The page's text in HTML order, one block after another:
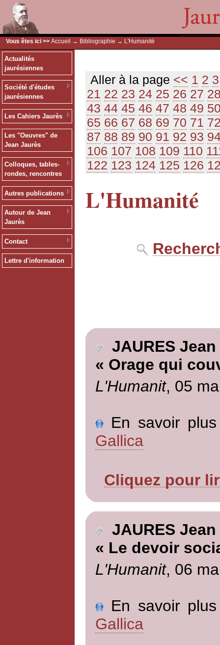
Vous êtes ici >> Accueil → Bibliographie → L'Humanité
Actualités
jaurésiennes
Société d'études
jaurésiennes
Les Cahiers Jaurès
Les "Oeuvres" de
Jean Jaurès
Colloques, tables-
rondes, rencontres
Autres publications
Autour de Jean
Jaurès
Contact
Lettre d'information
Aller à la page << 1 2 3
21 22 23 24 25 26 27
43 44 45 46 47 48 49
65 66 67 68 69 70 71
87 88 89 90 91 92 93
106 107 108 109 110
122 123 124 125 126
L'Humanité
JAURES Jean
« Orage qui
L'Humanit, 05
En savoir
Gallica
Cliquez pour
JAURES Jean
« Le devoir
L'Humanit, 06
En savoir
Gallica